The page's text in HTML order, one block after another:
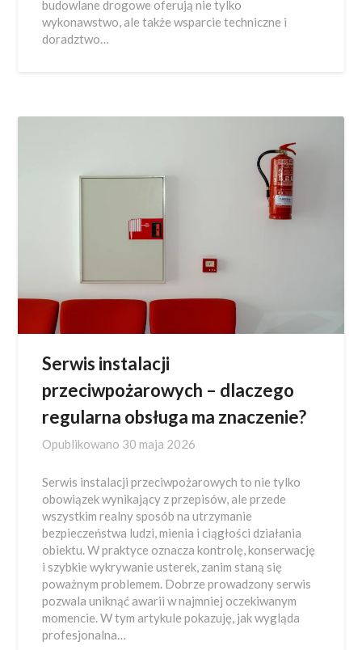
budowlane drogowe oferują nie tylko
wykonawstwo, ale także wsparcie techniczne i
doradztwo…
Serwis instalacji
przeciwpożarowych – dlaczego
regularna obsługa ma znaczenie?
Opublikowano 30 maja 2026
Serwis instalacji przeciwpożarowych to nie tylko
obowiązek wynikający z przepisów, ale przede
wszystkim realny sposób na utrzymanie
bezpieczeństwa ludzi, mienia i ciągłości działania
obiektu. W praktyce oznacza kontrolę, konserwację
i szybkie wykrywanie usterek, zanim staną się
poważnym problemem. Dobrze prowadzony serwis
pozwala uniknąć awarii w najmniej oczekiwanym
momencie. W tym artykule pokazuję, jak wygląda
profesjonalna…